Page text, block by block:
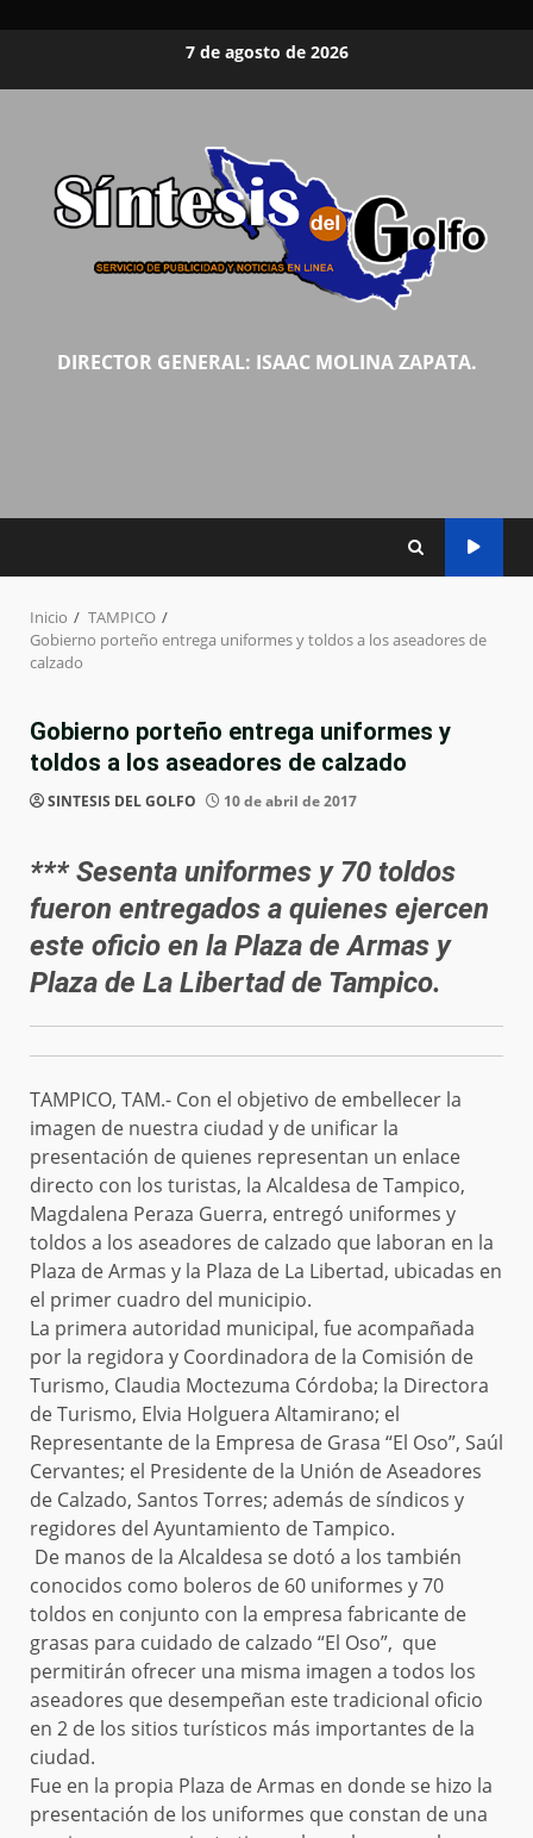
7 de agosto de 2026
DIRECTOR GENERAL: ISAAC MOLINA ZAPATA.
Inicio
TAMPICO
Gobierno porteño entrega uniformes y toldos a los aseadores de
calzado
Gobierno porteño entrega uniformes y
toldos a los aseadores de calzado
SINTESIS DEL GOLFO 10 de abril de 2017
*** Sesenta uniformes y 70 toldos
fueron entregados a quienes ejercen
este oficio en la Plaza de Armas y
Plaza de La Libertad de Tampico.
TAMPICO, TAM.- Con el objetivo de embellecer la
imagen de nuestra ciudad y de unificar la
presentación de quienes representan un enlace
directo con los turistas, la Alcaldesa de Tampico,
Magdalena Peraza Guerra, entregó uniformes y
toldos a los aseadores de calzado que laboran en la
Plaza de Armas y la Plaza de La Libertad, ubicadas en
el primer cuadro del municipio.
La primera autoridad municipal, fue acompañada
por la regidora y Coordinadora de la Comisión de
Turismo, Claudia Moctezuma Córdoba; la Directora
de Turismo, Elvia Holguera Altamirano; el
Representante de la Empresa de Grasa “El Oso”, Saúl
Cervantes; el Presidente de la Unión de Aseadores
de Calzado, Santos Torres; además de síndicos y
regidores del Ayuntamiento de Tampico.
De manos de la Alcaldesa se dotó a los también
conocidos como boleros de 60 uniformes y 70
toldos en conjunto con la empresa fabricante de
grasas para cuidado de calzado “El Oso”, que
permitirán ofrecer una misma imagen a todos los
aseadores que desempeñan este tradicional oficio
en 2 de los sitios turísticos más importantes de la
ciudad.
Fue en la propia Plaza de Armas en donde se hizo la
presentación de los uniformes que constan de una